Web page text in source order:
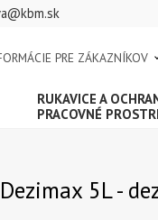
PRE ZÁKAZNÍKOV
RUKAVICE A
PRACOVNÉ
Dezimax 5L -